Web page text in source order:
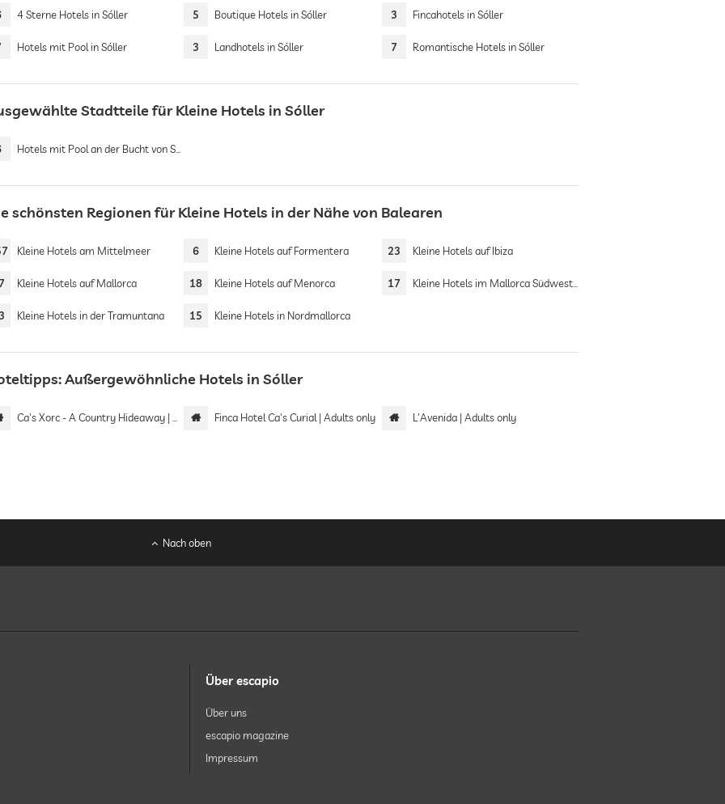
4 Sterne Hotels in Sóller 5 Boutique Hotels in Sóller 3 Fincahotels in Sóller
Hotels mit Pool in Sóller 3 Landhotels in Sóller 7 Romantische Hotels in Sóller
Stadtteile für Kleine Hotels in Sóller
Hotels mit Pool an der Bucht von Sóller
schönsten Regionen für Kleine Hotels in der Nähe von Balearen
Kleine Hotels am Mittelmeer 6 Kleine Hotels auf Formentera 23 Kleine Hotels auf Ibiza
Kleine Hotels auf Mallorca 18 Kleine Hotels auf Menorca 17 Kleine Hotels im Mallorca Südwesten
Kleine Hotels in der Tramuntana 15 Kleine Hotels in Nordmallorca
Außergewöhnliche Hotels in Sóller
Ca's Xorc - A Country Hideaway | Adults only Finca Hotel Ca's Curial | Adults only L'Avenida | Adults only
Nach oben
Über escapio
Über uns
escapio magazine
Impressum